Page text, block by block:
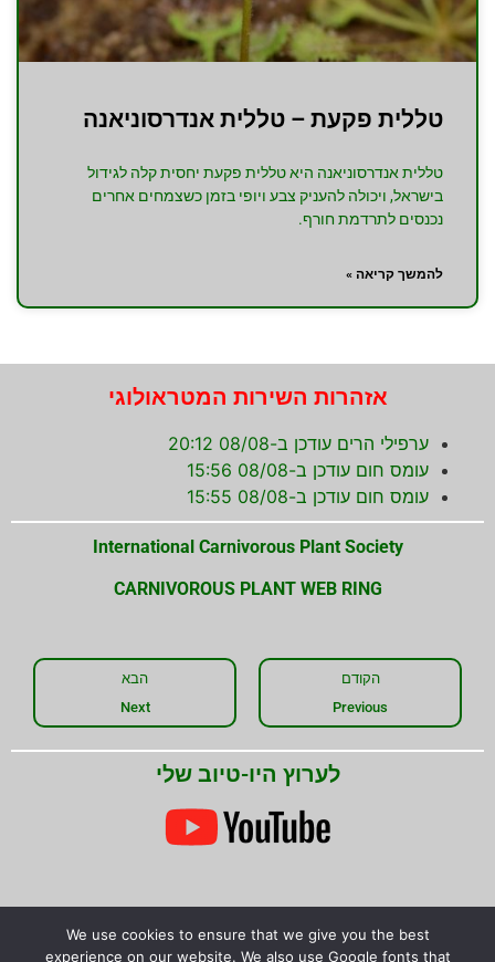
טללית פקעת – טללית אנדרסוניאנה
טללית אנדרסוניאנה היא טללית פקעת יחסית קלה לגידול
בישראל, ויכולה להעניק צבע ויופי בזמן כשצמחים אחרים
נכנסים לתרדמת חורף.
להמשך קריאה »
אזהרות השירות המטראולוגי
ערפילי הרים עודכן ב-08/08 20:12
עומס חום עודכן ב-08/08 15:56
עומס חום עודכן ב-08/08 15:55
International Carnivorous Plant Society
CARNIVOROUS PLANT WEB RING
הקודם
Previous
הבא
Next
לערוץ היו-טיוב שלי
שתפו את המידע!
We use cookies to ensure that we give you the best
experience on our website. We also use Google fonts that